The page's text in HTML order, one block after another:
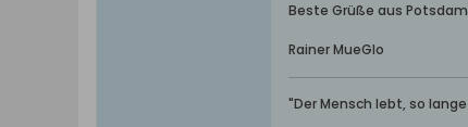
Beste Grüße aus
Rainer MueGlo
"Der Mensch lebt, so